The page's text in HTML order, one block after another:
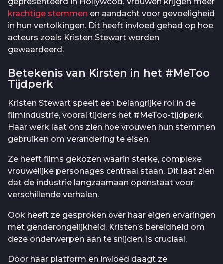
krachtige stemmen en aandacht voor gevoeligheid
in hun vertolkingen. Dit heeft invloed gehad op hoe
acteurs zoals Kristen Stewart worden
gewaardeerd.
Betekenis van Kirsten in het #MeToo
Tijdperk
Kristen Stewart speelt een belangrijke rol in de
filmindustrie, vooral tijdens het #MeToo-tijdperk.
Haar werk laat ons zien hoe vrouwen hun stemmen
gebruiken om verandering te eisen.
Ze heeft films gekozen waarin sterke, complexe
vrouwelijke personages centraal staan. Dit laat zien
dat de industrie langzaamaan openstaat voor
verschillende verhalen.
Ook heeft ze gesproken over haar eigen ervaringen
met genderongelijkheid. Kristen’s bereidheid om
deze onderwerpen aan te snijden, is cruciaal.
Door haar platform en invloed daagt ze